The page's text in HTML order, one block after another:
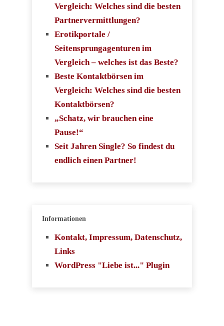
Vergleich: Welches sind die besten
Partnervermittlungen?
Erotikportale /
Seitensprungagenturen im
Vergleich – welches ist das Beste?
Beste Kontaktbörsen im
Vergleich: Welches sind die besten
Kontaktbörsen?
„Schatz, wir brauchen eine
Pause!“
Seit Jahren Single? So findest du
endlich einen Partner!
Informationen
Kontakt, Impressum, Datenschutz,
Links
WordPress "Liebe ist..." Plugin